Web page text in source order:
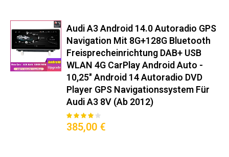
Getestet unter extremen Bedingungen:
✓ -30°C Kältetest (48h Dauerbetrieb)
✓ +70°C Hitzeresistenz (direkte Sonneneinstrahlung)
✓ 85% Luftfeuchtigkeit (Salznebeltest)
✓ Vibrationstest nach DIN EN 60068-2-6
Schritt-für-Schritt Einbau:
» Originalradio mit mitgeliefertem Werkzeug entfernen
» CANBUS-Adapter an Fahrzeugstecker anschließen (Hinweis:
Nicht alle Radios sind serienmäßig mit einem CANBUS-Decoder
ausgestattet. Der CANBUS-Decoder hängt vom jeweiligen Radio
und Fahrzeugmodell ab.)
Audi A3 Android 14.0 Autoradio GPS
Navigation Mit 8G+128G Bluetooth
Freisprecheinrichtung DAB+ USB
WLAN 4G CarPlay Android Auto -
10,25" Android 14 Autoradio DVD
Player GPS Navigationssystem Für
Audi A3 8V (Ab 2012)
Bewertung:
385,00 €